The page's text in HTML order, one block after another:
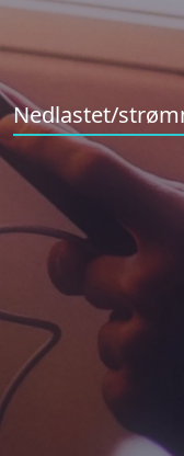
Nedlastet/